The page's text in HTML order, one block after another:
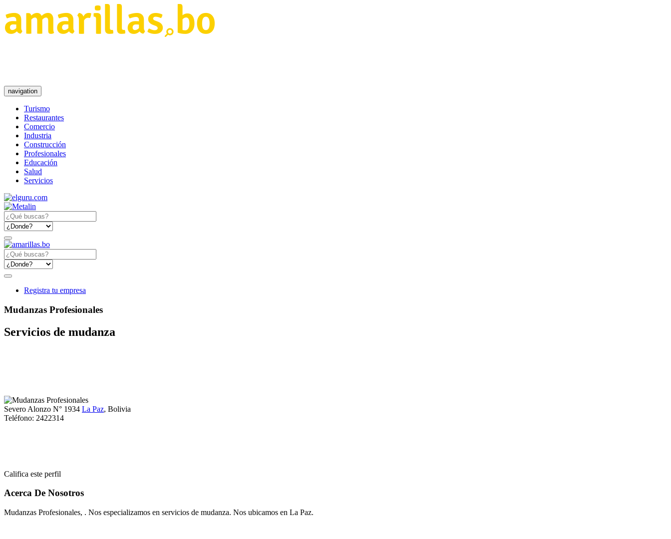
navigation
Turismo
Restaurantes
Comercio
Industria
Construcción
Profesionales
Educación
Salud
Servicios
Registra tu empresa
Mudanzas Profesionales
Servicios de mudanza
Severo Alonzo N° 1934 La Paz, Bolivia
Teléfono: 2422314
Califica este perfil
Acerca De Nosotros
Mudanzas Profesionales, . Nos especializamos en servicios de mudanza. Nos ubicamos en La Paz.